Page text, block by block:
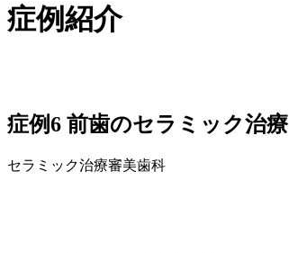
症例紹介
症例6 前歯のセラミック治療
セラミック治療審美歯科